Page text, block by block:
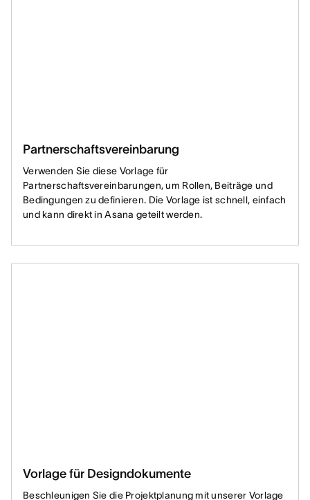
Partnerschaftsvereinbarung
Verwenden Sie diese Vorlage für
Partnerschaftsvereinbarungen, um Rollen, Beiträge und
Bedingungen zu definieren. Die Vorlage ist schnell, einfach
und kann direkt in Asana geteilt werden.
Vorlage für Designdokumente
Beschleunigen Sie die Projektplanung mit unserer Vorlage